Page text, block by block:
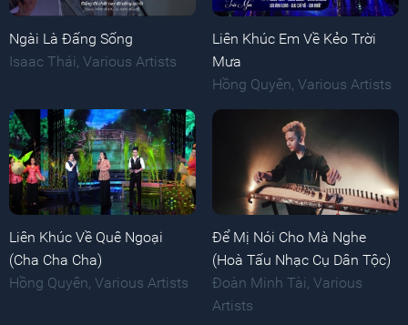
Ngài Là Đấng Sống
Isaac Thái, Various Artists
Liên Khúc Em Về Kẻo Trời
Mưa
Hồng Quyên, Various Artists
Liên Khúc Về Quê Ngoại
(Cha Cha Cha)
Hồng Quyên Various Artists
Để Mị Nói Cho Mà Nghe
(Hoà Tấu Nhạc Cụ Dân Tộc)
Đoàn Minh Tài Various
Artists